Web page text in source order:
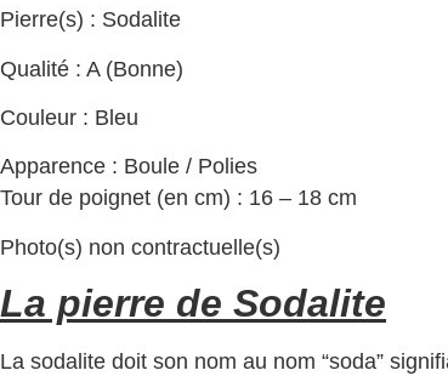
Pierre(s) : Sodalite
Qualité : A (Bonne)
Couleur : Bleu
Apparence : Boule / Polies
Tour de poignet (en cm) : 16 – 18 cm
Photo(s) non contractuelle(s)
La pierre de Sodalite
La sodalite doit son nom au nom “soda”